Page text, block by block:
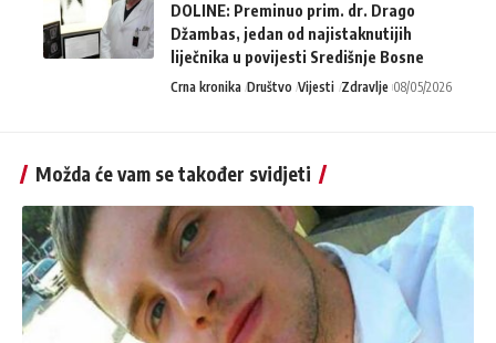
DOLINE: Preminuo prim. dr. Drago
Džambas, jedan od najistaknutijih
liječnika u povijesti Središnje Bosne
Crna kronika Društvo Vijesti Zdravlje 08/05/2026
Možda će vam se također svidjeti